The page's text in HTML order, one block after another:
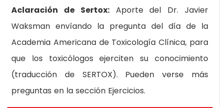
Aclaración de Sertox:Aporte del Dr. Javier
Waksman envíando la pregunta del día de la
Academia Americana de Toxicología Clínica, para
que los toxicólogos ejerciten su conocimiento
(traducción de SERTOX). Pueden verse más
preguntas en la sección Ejercicios.